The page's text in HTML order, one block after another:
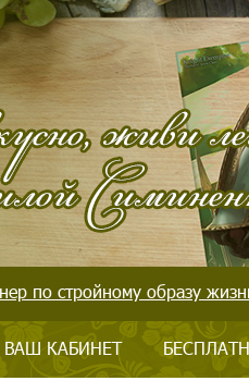
по стройному образу
ВАШ КАБИНЕТ